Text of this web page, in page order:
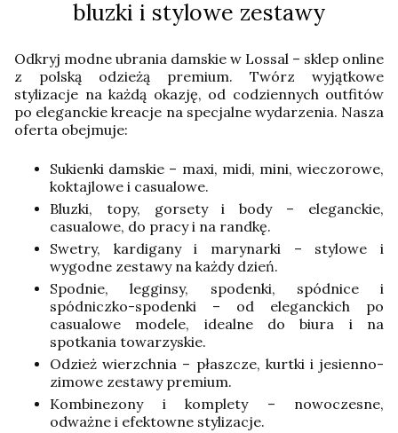
bluzki i stylowe zestawy
Odkryj modne ubrania damskie w Lossal – sklep online
z polską odzieżą premium. Twórz wyjątkowe
stylizacje na każdą okazję, od codziennych outfitów
po eleganckie kreacje na specjalne wydarzenia. Nasza
oferta obejmuje:
Sukienki damskie – maxi, midi, mini, wieczorowe,
koktajlowe i casualowe.
Bluzki, topy, gorsety i body – eleganckie,
casualowe, do pracy i na randkę.
Swetry, kardigany i marynarki – stylowe i
wygodne zestawy na każdy dzień.
Spodnie, legginsy, spodenki, spódnice i
spódniczko-spodenki – od eleganckich po
casualowe modele, idealne do biura i na
spotkania towarzyskie.
Odzież wierzchnia – płaszcze, kurtki i jesienno-
zimowe zestawy premium.
Kombinezony i komplety – nowoczesne,
odważne i efektowne stylizacje.